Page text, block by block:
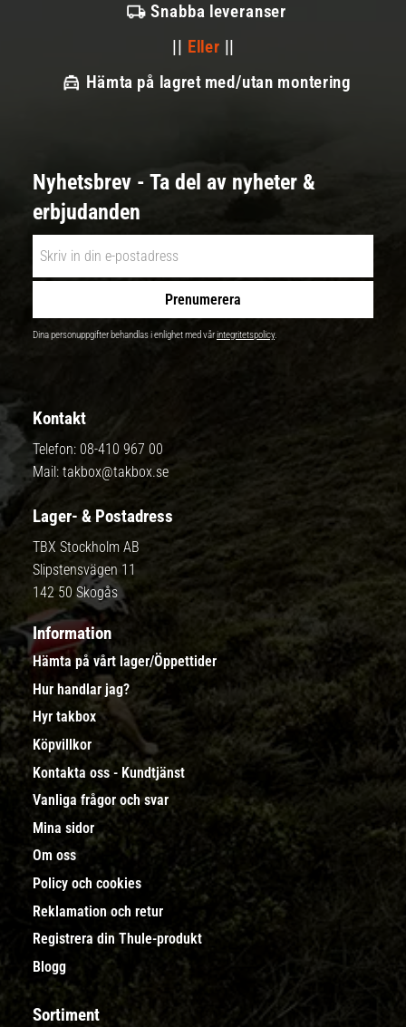
Snabba leveranser
|| Eller ||
Hämta på lagret med/utan montering
Nyhetsbrev - Ta del av nyheter &
erbjudanden
Prenumerera
Dina personuppgifter behandlas i enlighet med vårintegritetspolicy.
Kontakt
Telefon: 08-410 967 00
Mail: takbox@takbox.se
Lager- & Postadress
TBX Stockholm AB
Slipstensvägen 11
142 50 Skogås
Information
Hämta på vårt lager/Öppettider
Hur handlar jag?
Hyr takbox
Köpvillkor
Kontakta oss - Kundtjänst
Vanliga frågor och svar
Mina sidor
Om oss
Policy och cookies
Reklamation och retur
Registrera din Thule-produkt
Blogg
Sortiment